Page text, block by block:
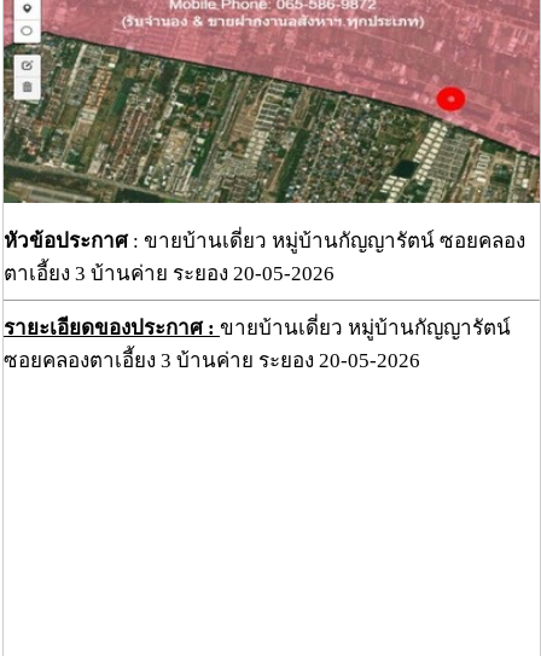
หัวข้อประกาศ: ขายบ้านเดี่ยว หมู่บ้านกัญญารัตน์ ซอยคลอง
ตาเอี้ยง 3 บ้านค่าย ระยอง 20-05-2026
รายะเอียดของประกาศ : ขายบ้านเดี่ยว หมู่บ้านกัญญารัตน์
ซอยคลองตาเอี้ยง 3 บ้านค่าย ระยอง 20-05-2026